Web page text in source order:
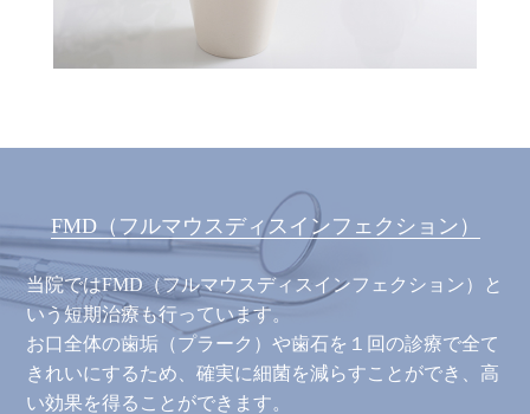
FMD（フルマウスディスインフェクション）
当院ではFMD（フルマウスディスインフェクション）と
いう短期治療も行っています。
お口全体の歯垢（プラーク）や歯石を１回の診療で全て
きれいにするため、確実に細菌を減らすことができ、高
い効果を得ることができます。